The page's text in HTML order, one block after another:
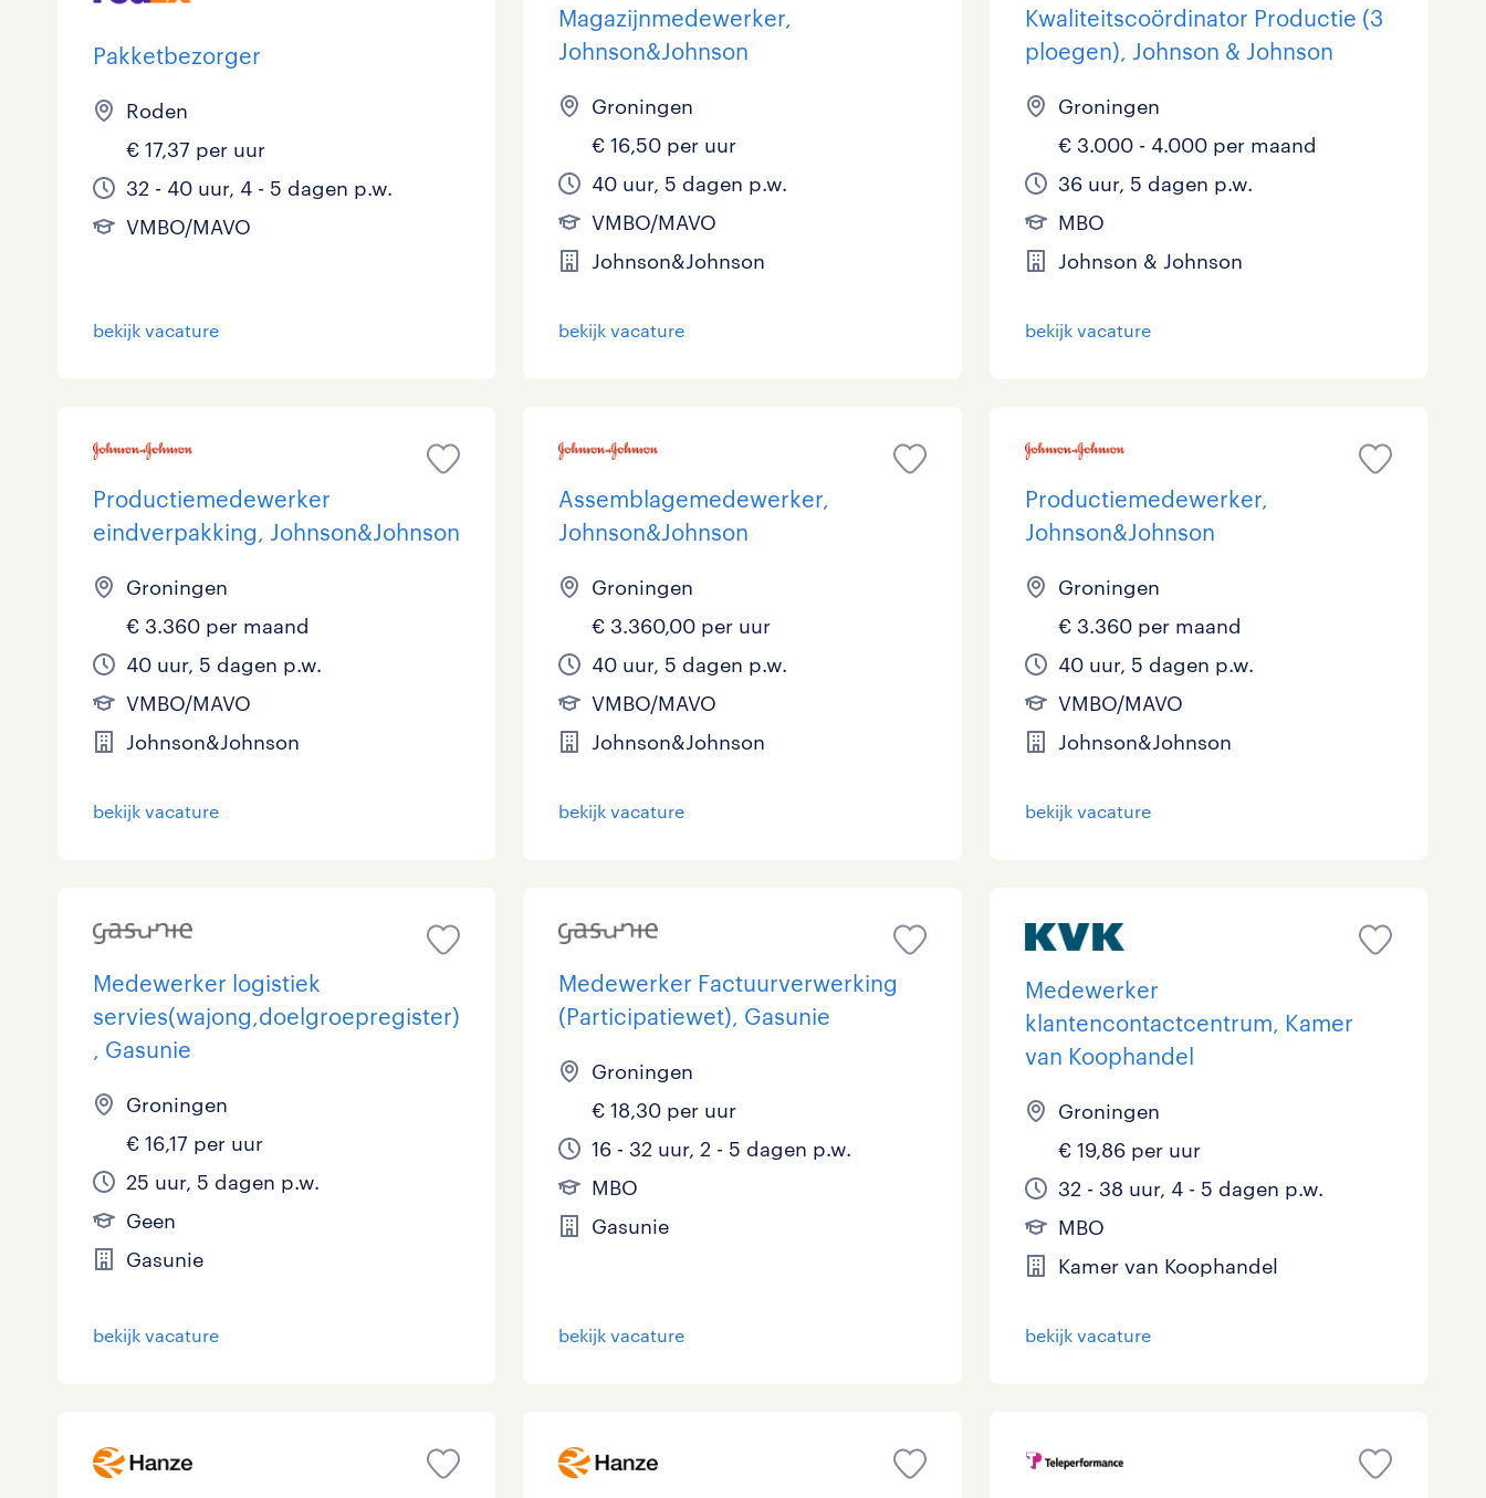
Zorg / Verpleging
toon 75 resultaten
Pakketbezorger
Roden
€ 17,37 per uur
32 - 40 uur, 4 - 5 dagen p.w.
VMBO/MAVO
bekijk vacature
Magazijnmedewerker,
Johnson&Johnson
Groningen
€ 16,50 per uur
40 uur, 5 dagen p.w.
VMBO/MAVO
Johnson&Johnson
bekijk vacature
Kwaliteitscoördinator Productie (3
ploegen), Johnson & Johnson
Groningen
€ 3.000 - 4.000 per maand
36 uur, 5 dagen p.w.
MBO
Johnson & Johnson
bekijk vacature
Productiemedewerker
eindverpakking, Johnson&Johnson
Groningen
€ 3.360 per maand
40 uur, 5 dagen p.w.
VMBO/MAVO
Johnson&Johnson
bekijk vacature
Assemblagemedewerker,
Johnson&Johnson
Groningen
€ 3.360,00 per uur
40 uur, 5 dagen p.w.
VMBO/MAVO
Johnson&Johnson
bekijk vacature
Productiemedewerker,
Johnson&Johnson
Groningen
€ 3.360 per maand
40 uur, 5 dagen p.w.
VMBO/MAVO
Johnson&Johnson
bekijk vacature
Medewerker logistiek
servies(wajong,doelgroepregister)
, Gasunie
Groningen
€ 16,17 per uur
25 uur, 5 dagen p.w.
Geen
Gasunie
bekijk vacature
Medewerker Factuurverwerking
(Participatiewet), Gasunie
Groningen
€ 18,30 per uur
16 - 32 uur, 2 - 5 dagen p.w.
MBO
Gasunie
bekijk vacature
Medewerker
klantencontactcentrum, Kamer
van Koophandel
Groningen
€ 19,86 per uur
32 - 38 uur, 4 - 5 dagen p.w.
MBO
Kamer van Koophandel
bekijk vacature